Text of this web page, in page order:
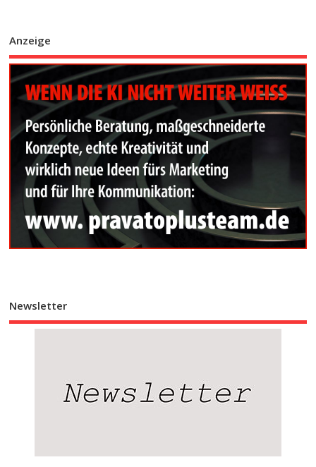
Anzeige
Newsletter